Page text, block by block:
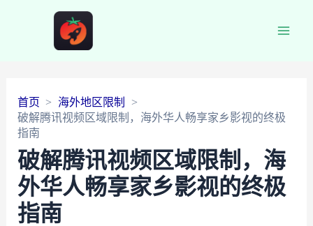
首页
海外地区限制
破解腾讯视频区域限制，海外华人畅享家乡影视的终极
指南
破解腾讯视频区域限制，海
外华人畅享家乡影视的终极
指南